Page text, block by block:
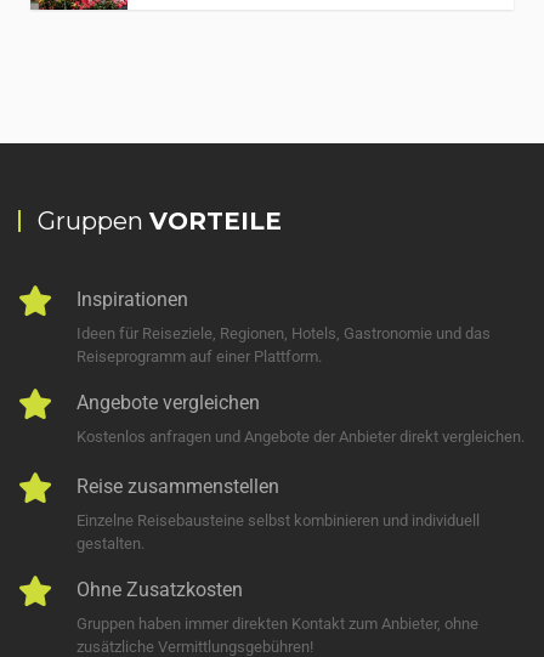
Gruppen VORTEILE
Inspirationen
Ideen für Reiseziele, Regionen, Hotels, Gastronomie und das
Reiseprogramm auf einer Plattform.
Angebote vergleichen
Kostenlos anfragen und Angebote der Anbieter direkt vergleichen.
Reise zusammenstellen
Einzelne Reisebausteine selbst kombinieren und individuell
gestalten.
Ohne Zusatzkosten
Gruppen haben immer direkten Kontakt zum Anbieter, ohne
zusätzliche Vermittlungsgebühren!